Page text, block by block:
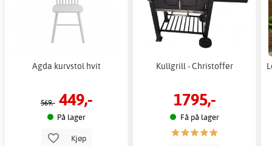
Agda kurvstol hvit
569,- 449,-
På lager
Kjøp
Kullgrill - Christoffer
1795,-
Få på lager